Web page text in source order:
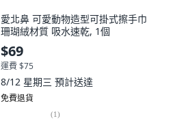
愛北鼻 可愛動物造型可掛式擦手巾
珊瑚絨材質 吸水速乾, 1個
$69
運費 $75
8/12 星期三 預計送達
免費退貨
(1)